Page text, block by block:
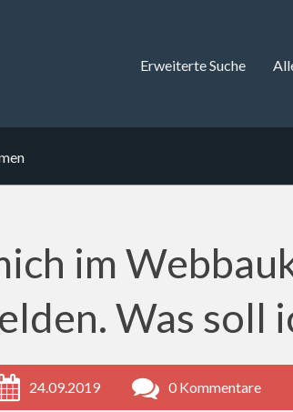
Erweiterte Suche
im
Was soll
24.09.2019 0 Kommentare